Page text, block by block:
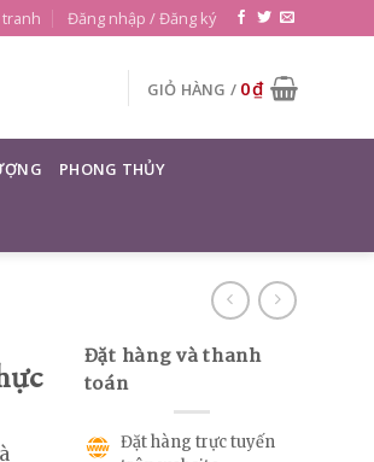
Đăng nhập / Đăng ký
GIỎ HÀNG / 0₫
PHONG THỦY
Đặt hàng và thanh
toán
Đặt hàng trực tuyến